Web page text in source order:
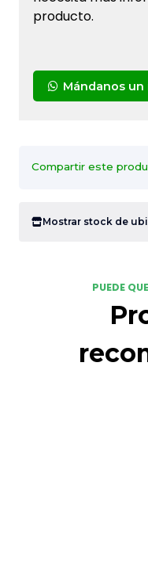
producto.
Mándanos un
Compartir este
Mostrar stock de
PUEDE